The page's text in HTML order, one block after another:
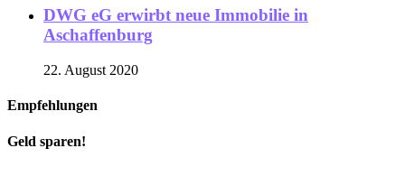
DWG eG erwirbt neue Immobilie in
Aschaffenburg
22. August 2020
Empfehlungen
Geld sparen!